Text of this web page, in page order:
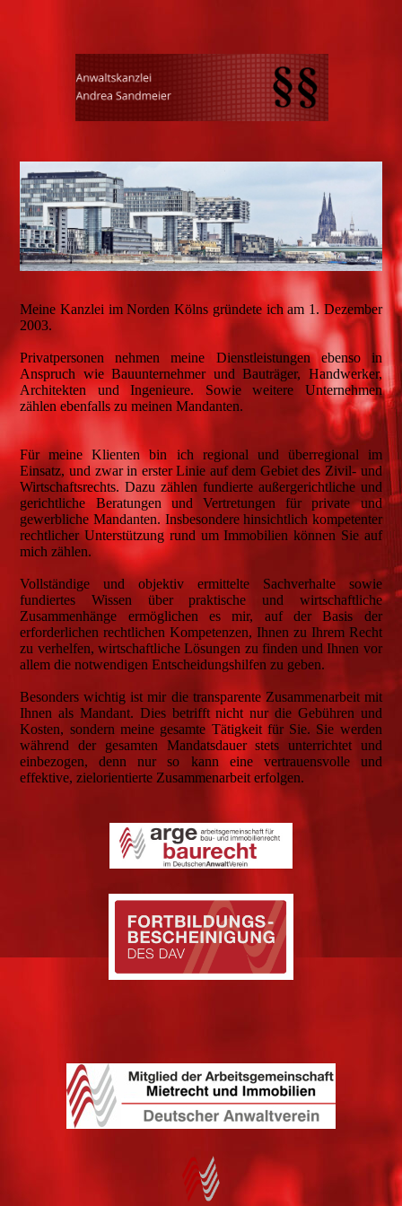
Meine Kanzlei im Norden Kölns gründete ich am 1. Dezember
2003.
Privatpersonen nehmen meine Dienstleistungen ebenso in
Anspruch wie Bauunternehmer und Bauträger, Handwerker,
Architekten und Ingenieure. Sowie weitere Unternehmen
zählen ebenfalls zu meinen Mandanten.
Für meine Klienten bin ich regional und überregional im
Einsatz, und zwar in erster Linie auf dem Gebiet des Zivil- und
Wirtschaftsrechts. Dazu zählen fundierte außergerichtliche und
gerichtliche Beratungen und Vertretungen für private und
gewerbliche Mandanten. Insbesondere hinsichtlich kompetenter
rechtlicher Unterstützung rund um Immobilien können Sie auf
mich zählen.
Vollständige und objektiv ermittelte Sachverhalte sowie
fundiertes Wissen über praktische und wirtschaftliche
Zusammenhänge ermöglichen es mir, auf der Basis der
erforderlichen rechtlichen Kompetenzen, Ihnen zu Ihrem Recht
zu verhelfen, wirtschaftliche Lösungen zu finden und Ihnen vor
allem die notwendigen Entscheidungshilfen zu geben.
Besonders wichtig ist mir die transparente Zusammenarbeit mit
Ihnen als Mandant. Dies betrifft nicht nur die Gebühren und
Kosten, sondern meine gesamte Tätigkeit für Sie. Sie werden
während der gesamten Mandatsdauer stets unterrichtet und
einbezogen, denn nur so kann eine vertrauensvolle und
effektive, zielorientierte Zusammenarbeit erfolgen.